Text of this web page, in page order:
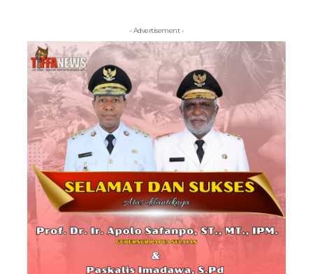
- Advertisement -